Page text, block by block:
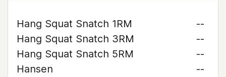
Hang Squat Snatch 1RM
--
Hang Squat Snatch 3RM
--
Hang Squat Snatch 5RM
--
Hansen
--